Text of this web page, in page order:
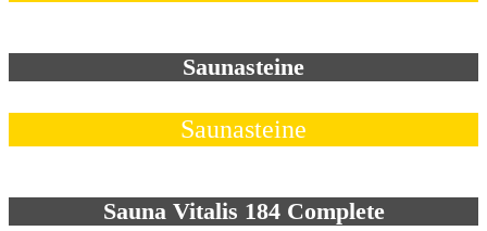
Saunasteine
Saunasteine
Sauna Vitalis 184 Complete